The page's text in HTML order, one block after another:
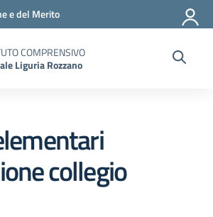
e del Merito
COMPRENSIVO
Liguria Rozzano
collegio